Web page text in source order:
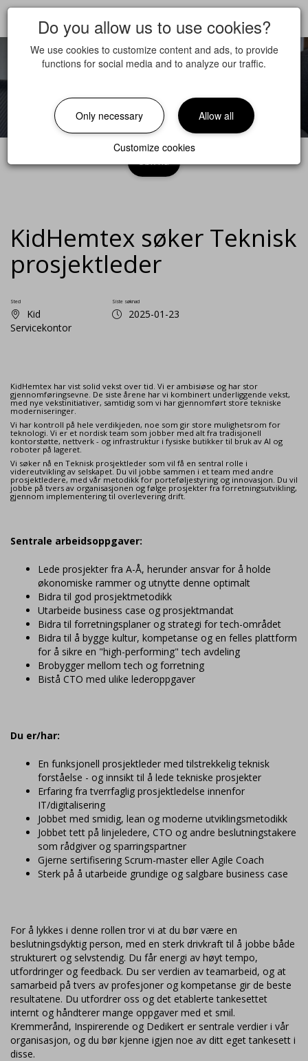
Søk nå
KidHemtex søker Teknisk
prosjektleder
Sted
Kid
Servicekontor
Siste søknad
2025-01-23
KidHemtex har vist solid vekst over tid. Vi er ambisiøse og har stor
gjennomføringsevne. De siste årene har vi kombinert underliggende vekst,
med nye vekstinitiativer, samtidig som vi har gjennomført store tekniske
moderniseringer.
Vi har kontroll på hele verdikjeden, noe som gir store mulighetsrom for
teknologi. Vi er et nordisk team som jobber med alt fra tradisjonell
kontorstøtte, nettverk - og infrastruktur i fysiske butikker til bruk av AI og
roboter på lageret.
Vi søker nå en Teknisk prosjektleder som vil få en sentral rolle i
videreutvikling av selskapet. Du vil jobbe sammen i et team med andre
prosjektledere, med vår metodikk for porteføljestyring og innovasjon. Du vil
jobbe på tvers av organisasjonen og følge prosjekter fra forretningsutvikling,
gjennom implementering til overlevering drift.
Sentrale arbeidsoppgaver:
Lede prosjekter fra A-Å, herunder ansvar for å holde
økonomiske rammer og utnytte denne optimalt
Bidra til god prosjektmetodikk
Utarbeide business case og prosjektmandat
Bidra til forretningsplaner og strategi for tech-området
Bidra til å bygge kultur, kompetanse og en felles plattform
for å sikre en "high-performing" tech avdeling
Brobygger mellom tech og forretning
Bistå CTO med ulike lederoppgaver
Du er/har:
En funksjonell prosjektleder med tilstrekkelig teknisk
forståelse - og innsikt til å lede tekniske prosjekter
Erfaring fra tverrfaglig prosjektledelse innenfor
IT/digitalisering
Jobbet med smidig, lean og moderne utviklingsmetodikk
Jobbet tett på linjeledere, CTO og andre beslutningstakere
som rådgiver og sparringspartner
Gjerne sertifisering Scrum-master eller Agile Coach
Sterk på å utarbeide grundige og salgbare business case
For å lykkes i denne rollen tror vi at du bør være en
beslutningsdyktig person, med en sterk drivkraft til å jobbe både
strukturert og selvstendig. Du får energi av høyt tempo,
utfordringer og feedback. Du ser verdien av teamarbeid, og at
samarbeid på tvers av profesjoner og kompetanse gir de beste
resultatene. Du utfordrer oss og det etablerte tankesettet
internt og håndterer mange oppgaver med et smil.
Kremmerånd, Inspirerende og Dedikert er sentrale verdier i vår
organisasjon, og du bør kjenne igjen noe av ditt eget tankesett i
disse.
Do you allow us to use cookies?
We use cookies to customize content and ads, to provide
functions for social media and to analyze our traffic.
Only necessary Allow all
Customize cookies